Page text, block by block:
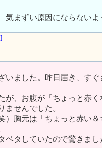
気まずい原因にならない
いました。昨日届き、す
が、お腹が「ちょっと赤
ませんでした。
）胸元は「ちょっと赤い
ベタしていたので驚きま